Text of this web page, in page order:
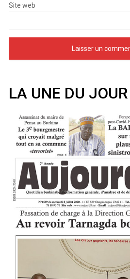
Site web
LA UNE DU JOUR